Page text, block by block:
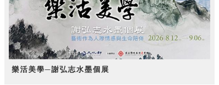
樂活美學─謝弘志水墨個展